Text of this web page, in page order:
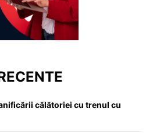
călătoriei cu trenul cu